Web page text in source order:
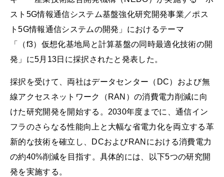
スト5G情報通信システム基盤強化研究開発事業／ポス
ト5G情報通信システムの開発」におけるテーマ
「（f3）仮想化基地局と計算基盤の同時最適化技術の開
発」に5月13日に採択されたと発表した。
採択を受けて、両社はデータセンター（DC）および無
線アクセスネットワーク（RAN）の消費電力削減に向
けた研究開発を開始する。2030年度までに、通信イン
フラのさらなる性能向上と大幅な省電力化を両立する革
新的な技術を確立し、DCおよびRANにおける消費電力
の約40%削減を目指す。具体的には、以下5つの研究開
発を実施する。